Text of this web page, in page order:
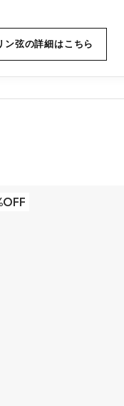
ン弦の詳細はこちら